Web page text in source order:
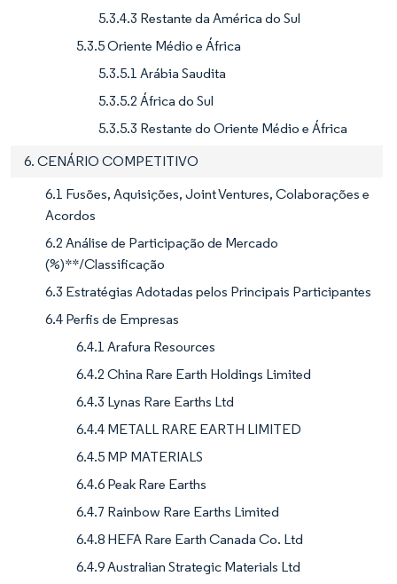
5.3.4.3 Restante da América do Sul
5.3.5 Oriente Médio e África
5.3.5.1 Arábia Saudita
5.3.5.2 África do Sul
5.3.5.3 Restante do Oriente Médio e África
6. CENÁRIO COMPETITIVO
6.1 Fusões, Aquisições, Joint Ventures, Colaborações e
Acordos
6.2 Análise de Participação de Mercado
(%)**/Classificação
6.3 Estratégias Adotadas pelos Principais Participantes
6.4 Perfis de Empresas
6.4.1 Arafura Resources
6.4.2 China Rare Earth Holdings Limited
6.4.3 Lynas Rare Earths Ltd
6.4.4 METALL RARE EARTH LIMITED
6.4.5 MP MATERIALS
6.4.6 Peak Rare Earths
6.4.7 Rainbow Rare Earths Limited
6.4.8 HEFA Rare Earth Canada Co. Ltd
6.4.9 Australian Strategic Materials Ltd